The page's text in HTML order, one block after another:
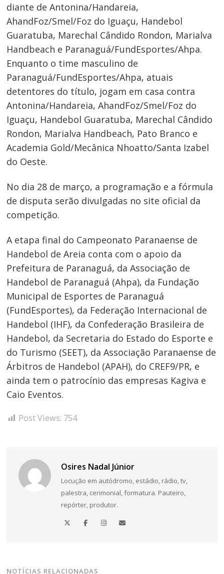
diante de Antonina/Handareia,
AhandFoz/Smel/Foz do Iguaçu, Handebol
Guaratuba, Marechal Cândido Rondon, Marialva
Handbeach e Paranaguá/FundEsportes/Ahpa.
Enquanto o time masculino de
Paranaguá/FundEsportes/Ahpa, atuais
detentores do título, jogam em casa contra
Antonina/Handareia, AhandFoz/Smel/Foz do
Iguaçu, Handebol Guaratuba, Marechal Cândido
Rondon, Marialva Handbeach, Pato Branco e
Academia Gold/Mecânica Nhoatto/Santa Izabel
do Oeste.
No dia 28 de março, a programação e a fórmula
de disputa serão divulgadas no site oficial da
competição.
A etapa final do Campeonato Paranaense de
Handebol de Areia conta com o apoio da
Prefeitura de Paranaguá, da Associação de
Handebol de Paranaguá (Ahpa), da Fundação
Municipal de Esportes de Paranaguá
(FundEsportes), da Federação Internacional de
Handebol (IHF), da Confederação Brasileira de
Handebol, da Secretaria do Estado do Esporte e
do Turismo (SEET), da Associação Paranaense de
Árbitros de Handebol (APAH), do CREF9/PR, e
ainda tem o patrocínio das empresas Kagiva e
Caio Eventos.
Post Views: 754
Osires Nadal Júnior
Locução em autódromo, estádio, rádio, tv,
palestra, cerimonial, formatura. Pauteiro,
repórter, produtor.
NOTÍCIAS RELACIONADAS
Navegação
de
Post